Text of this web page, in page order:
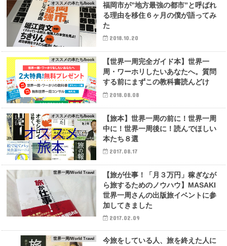
オススメの本たち/book
福岡市が”地方最強の都市”と呼ばれ
る理由を移住６ヶ月の僕が語ってみ
た
2018.10.20
オススメの本たち/book
【世界一周完全ガイド本】世界一
周・ワーホリしたいあなたへ。質問
する前にまずこの教科書読んどけ
2018.08.08
オススメの本たち/book
【旅本】世界一周の前に！世界一周
中に！世界一周後に！読んでほしい
本たち８選
2017.08.17
世界一周/World Travel
【旅が仕事！「月３万円」稼ぎなが
ら旅するためのノウハウ】MASAKI
世界一周さんの出版旅イベントに参
加してきました
2017.02.09
世界一周/World Travel
今旅をしている人、旅を終えた人に